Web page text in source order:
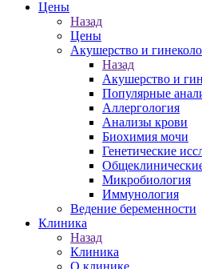
Цены
Назад
Цены
Акушерство и
Назад
Акушерство и
Популярные
Аллергология
Анализы крови
Биохимия мочи
Генетические
Микробиология
Иммунология
Ведение беременности
Клиника
Назад
Клиника
О клинике